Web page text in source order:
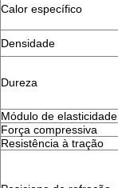
Calor específico
Densidade
Dureza
Módulo de elasticidade
Força compressiva
Resistência à tração